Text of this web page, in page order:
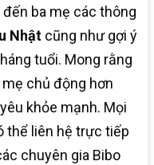
ba mẹ các thông
Nhật cũng như gợi ý
tuổi. Mong rằng
chủ động hơn
khỏe mạnh. Mọi
thể liên hệ trực tiếp
chuyên gia Bibo